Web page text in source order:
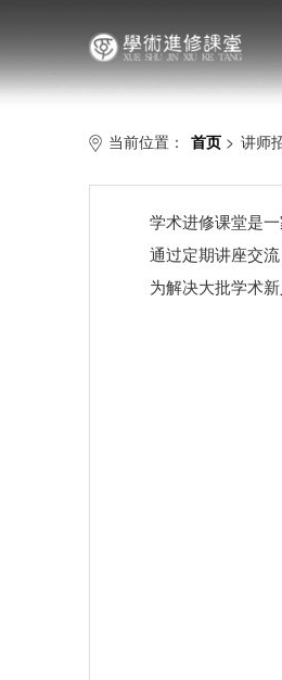
当前位置： 首页 > 讲师
学术进修课堂是
通过定期讲座交
为解决大批学术